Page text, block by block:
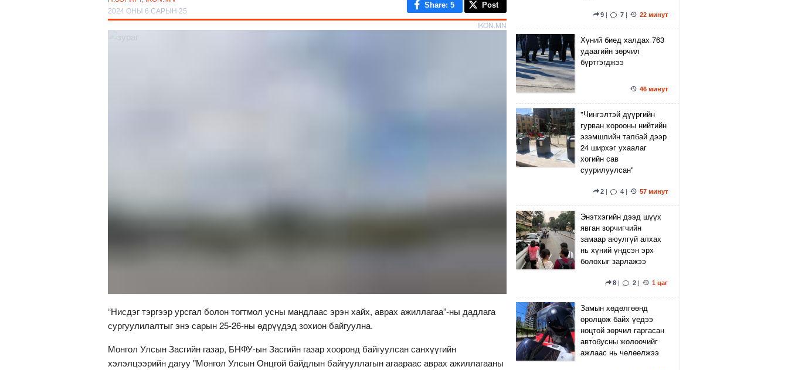
2024 ОНЫ 6 САРЫН 25
Share: 5 Post
IKON.MN
“Нисдэг тэргээр урсгал болон тогтмол усны мандлаас эрэн хайх, аврах ажиллагаа”-ны дадлага
сургуулилалтыг энэ сарын 25-26-ны өдрүүдэд зохион байгуулна.
Монгол Улсын Засгийн газар, БНФУ-ын Засгийн газар хооронд байгуулсан санхүүгийн
хэлэлцээрийн дагуу "Монгол Улсын Онцгой байдлын байгууллагын агаараас аврах ажиллагааны
9 | 7 | 22 минут
Хүний биед халдах 763
удаагийн зөрчил
бүртгэгджээ
46 минут
"Чингэлтэй дүүргийн
гурван хорооны нийтийн
эзэмшлийн талбай дээр
24 ширхэг ухаалаг
хогийн сав
суурилуулсан"
2 | 4 | 57 минут
Энэтхэгийн дээд шүүх
явган зорчигчийн
замаар аюулгүй алхах
нь хүний үндсэн эрх
болохыг зарлажээ
8 | 2 | 1 цаг
Замын хөдөлгөөнд
оролцож байх үедээ
ноцтой зөрчил гаргасан
автобусны жолоочийг
ажлаас нь чөлөөлжээ